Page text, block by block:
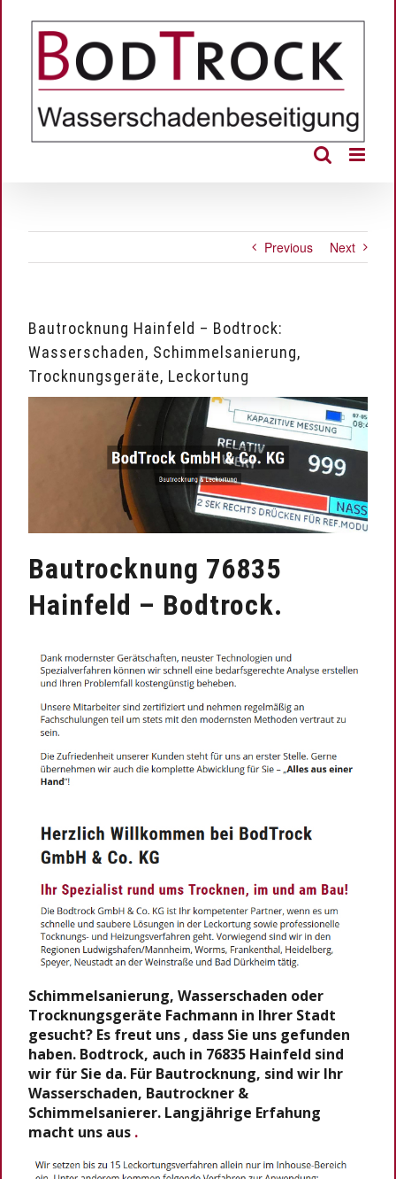
Previous Next
Bautrocknung Hainfeld – Bodtrock:
Wasserschaden, Schimmelsanierung,
Trocknungsgeräte, Leckortung
Bautrocknung 76835
Hainfeld – Bodtrock.
Schimmelsanierung, Wasserschaden oder
Trocknungsgeräte Fachmann in Ihrer Stadt
gesucht? Es freut uns , dass Sie uns gefunden
haben. Bodtrock, auch in 76835 Hainfeld sind
wir für Sie da. Für Bautrocknung, sind wir Ihr
Wasserschaden, Bautrockner &
Schimmelsanierer. Langjährige Erfahung
macht uns aus .